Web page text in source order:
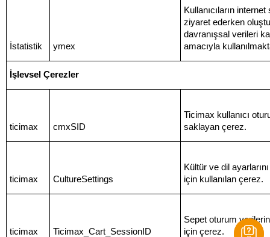
İstatistik ymex
Kullanıcıların internet
ziyaret ederken
davranışsal verileri
amacıyla
İşlevsel Çerezler
ticimax cmxSID
Ticimax kullanıcı
saklayan çerez.
ticimax CultureSettings
Kültür ve dil
için kullanılan çerez.
ticimax Ticimax_Cart_SessionID
Sepet oturum
için çerez.